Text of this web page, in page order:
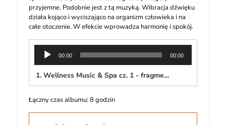
przyjemne. Podobnie jest z tą muzyką. Wibracja dźwięku
działa kojąco i wyciszająco na organizm człowieka i na
całe otoczenie. W efekcie wprowadza harmonię i spokój.
Odtwarzacz
plików
dźwiękowych
00:00 00:00
1.Wellness Music & Spa cz. 1 - fragment
Łączny czas albumu: 8 godzin